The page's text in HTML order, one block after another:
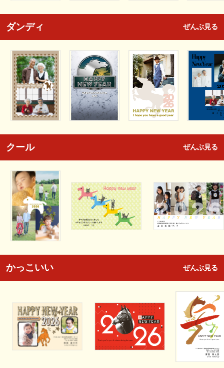
ダンディ ぜんぶ見る
クール ぜんぶ見る
かっこいい ぜんぶ見る